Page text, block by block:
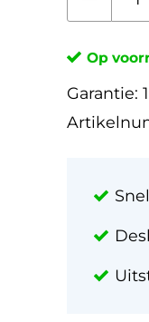
Op
Garantie: